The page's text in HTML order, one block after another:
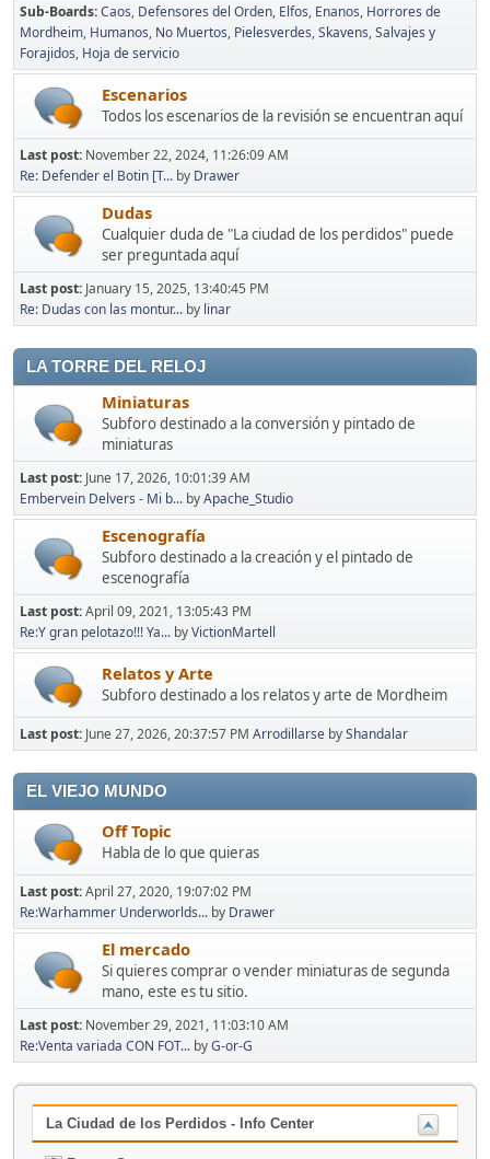
Sub-Boards Caos Defensores del Orden Elfos Enanos Horrores de
Mordheim Humanos No Muertos Pielesverdes Skavens Salvajes y
Forajidos Hoja de servicio
Escenarios
Todos los escenarios de la revisión se encuentran aquí
Last post: November 22, 2024, 11:26:09 AM
Re: Defender el Botin [T... by Drawer
Dudas
Cualquier duda de "La ciudad de los perdidos" puede
ser preguntada aquí
Last post: January 15, 2025, 13:40:45 PM
Re: Dudas con las montur... by linar
LA TORRE DEL RELOJ
Miniaturas
Subforo destinado a la conversión y pintado de
miniaturas
Last post: June 17, 2026, 10:01:39 AM
Embervein Delvers - Mi b... byApache_Studio
Escenografía
Subforo destinado a la creación y el pintado de
escenografía
Last post:April 09, 2021, 13:05:43 PM
Re:Y gran pelotazo!!! Ya... byVictionMartell
Relatos y Arte
Subforo destinado a los relatos y arte de Mordheim
Last post: June 27, 2026, 20:37:57 PM Arrodillarse byShandalar
EL VIEJO MUNDO
Off Topic
Habla de lo que quieras
Last post:April 27, 2020, 19:07:02 PM
Re:Warhammer Underworlds... by Drawer
El mercado
Si quieres comprar o vender miniaturas de segunda
mano, este es tu sitio.
Last post: November 29, 2021, 11:03:10 AM
Re:Venta variada CON FOT... byG-or-G
La Ciudad de los Perdidos - Info Center